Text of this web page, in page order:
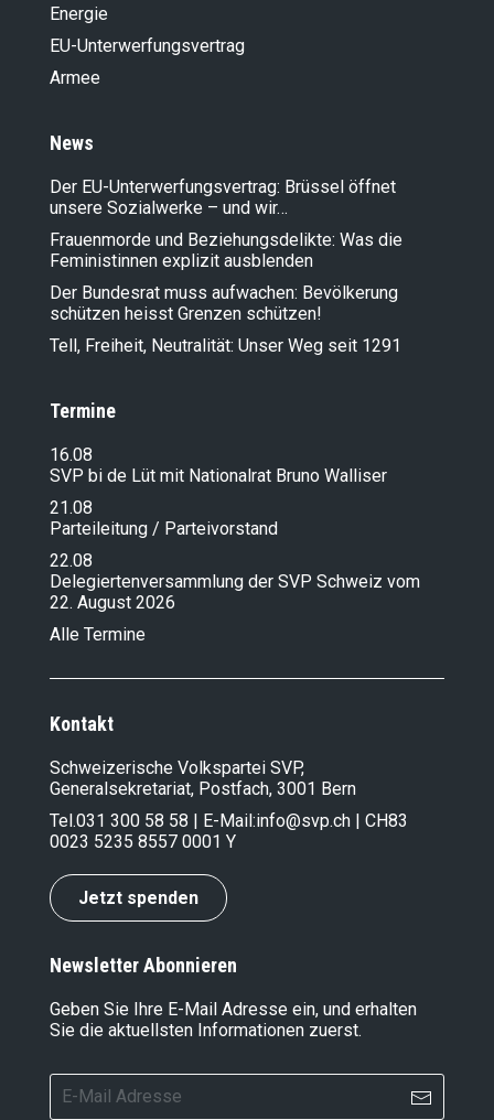
Energie
EU-Unterwerfungsvertrag
Armee
News
Der EU-Unterwerfungsvertrag: Brüssel öffnet
unsere Sozialwerke – und wir…
Frauenmorde und Beziehungsdelikte: Was die
Feministinnen explizit ausblenden
Der Bundesrat muss aufwachen: Bevölkerung
schützen heisst Grenzen schützen!
Tell, Freiheit, Neutralität: Unser Weg seit 1291
Termine
16.08
SVP bi de Lüt mit Nationalrat Bruno Walliser
21.08
Parteileitung / Parteivorstand
22.08
Delegiertenversammlung der SVP Schweiz vom
22. August 2026
Alle Termine
Kontakt
Schweizerische Volkspartei SVP,
Generalsekretariat, Postfach, 3001 Bern
Tel.031 300 58 58 | E-Mail:info@svp.ch | CH83
0023 5235 8557 0001 Y
Jetzt spenden
Newsletter Abonnieren
Geben Sie Ihre E-Mail Adresse ein, und erhalten
Sie die aktuellsten Informationen zuerst.